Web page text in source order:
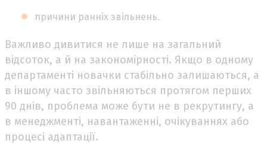
причини ранніх звільнень.
Важливо дивитися не лише на загальний
відсоток, а й на закономірності. Якщо в одному
департаменті новачки стабільно залишаються, а
в іншому часто звільняються протягом перших
90 днів, проблема може бути не в рекрутингу, а
в менеджменті, навантаженні, очікуваннях або
процесі адаптації.